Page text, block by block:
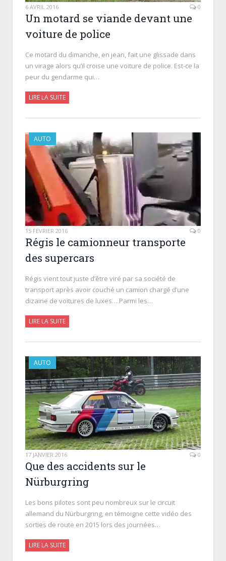
6 AVRIL 2016 0
Un motard se viande devant une
voiture de police
Ce motard du dimanche, en jean, fait une glissade dans
un virage alors qu’il croise une voiture de police. Est-ce la
peur du gendarme qui…
LIRE LA SUITE
AUTO
15 FÉVRIER 2016 0
Régis le camionneur transporte
des supercars
Régis vient tout juste d’être viré par sa société de
transport après avoir couché un camion chargé d’une
dizaine de voitures de luxes… Parmi les…
LIRE LA SUITE
AUTO
17 JANVIER 2016 0
Que des accidents sur le
Nürburgring
Les bons pilotes sont peu nombreux sur le circuit
allemand du Nürburgring, en témoigne cette vidéo des
sorties de route en 2015 lors des journées…
LIRE LA SUITE